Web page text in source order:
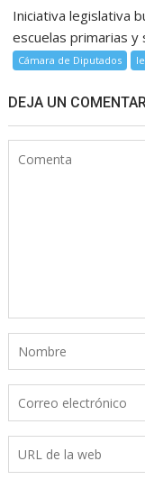
Iniciativa legislativa
escuelas primarias y
Cámara de Diputados
DEJA UN